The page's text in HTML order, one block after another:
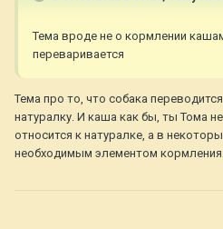
Тема вроде не о кормлении
переваривается
Тема про то, что собака
натуралку. И каша как бы, ты Тома
относится к натуралке, а в
необходимым элементом